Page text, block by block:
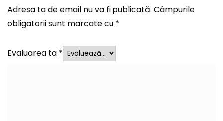
Adresa ta de email nu va fi publicată. Câmpurile
obligatorii sunt marcate cu *
Evaluarea ta *